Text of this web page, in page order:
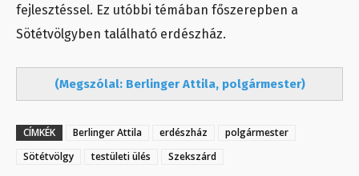
fejlesztéssel. Ez utóbbi témában főszerepben a
Sötétvölgyben található erdészház.
(Megszólal: Berlinger Attila, polgármester)
CÍMKÉK Berlinger Attila erdészház
polgármester
Sötétvölgy
testületi ülés Szekszárd